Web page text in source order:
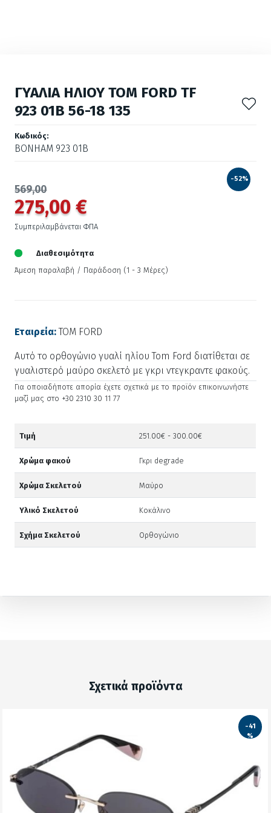
ΓΥΑΛΙΑ ΗΛΙΟΥ TOM FORD TF
923 01B 56-18 135
Κωδικός:
ΒΟΝΗΑΜ 923 01Β
569,00
275,00 €
-52%
Συμπεριλαμβάνεται ΦΠΑ
Διαθεσιμότητα
Άμεση παραλαβή / Παράδoση (1 - 3 Μέρες)
Εταιρεία: TOM FORD
Αυτό το ορθογώνιο γυαλί ηλίου Tom Ford διατίθεται σε
γυαλιστερό μαύρο σκελετό με γκρι ντεγκραντε φακούς.
Για οποιαδήποτε απορία έχετε σχετικά με το προϊόν επικοινωνήστε
μαζί μας στο +30 2310 30 11 77
Τιμή 251.00€ - 300.00€
Χρώμα φακού Γκρι degrade
Χρώμα Σκελετού Μαύρο
Υλικό Σκελετού Κοκάλινο
Σχήμα Σκελετού Ορθογώνιο
Σχετικά προϊόντα
-41
%